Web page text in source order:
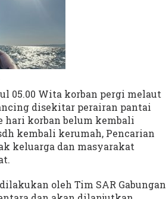
05.00 Wita korban pergi melaut
disekitar perairan pantai
hari korban belum kembali
kembali kerumah, Pencarian
keluarga dan masyarakat
oleh Tim SAR Gabungan